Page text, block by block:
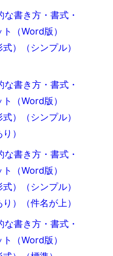
書き方・書式・
（Word版）
）（シンプル）
書き方・書式・
（Word版）
）（シンプル）
）
書き方・書式・
（Word版）
）（シンプル）
）（件名が上）
書き方・書式・
（Word版）